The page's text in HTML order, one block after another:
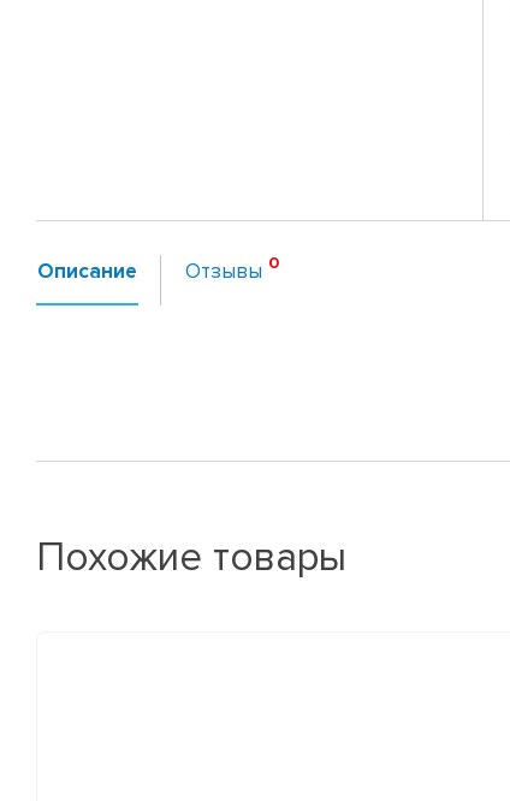
Описание Отзывы
Похожие товары